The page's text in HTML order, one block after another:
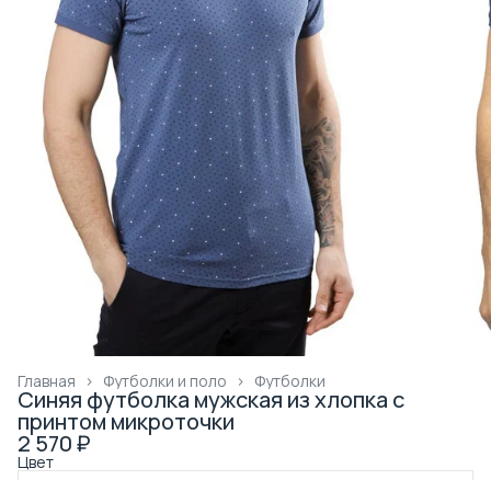
Футболки
Футболки и поло ›
Главная ›
Синяя футболка мужская из хлопка с
принтом микроточки
2 570 ₽
Цвет